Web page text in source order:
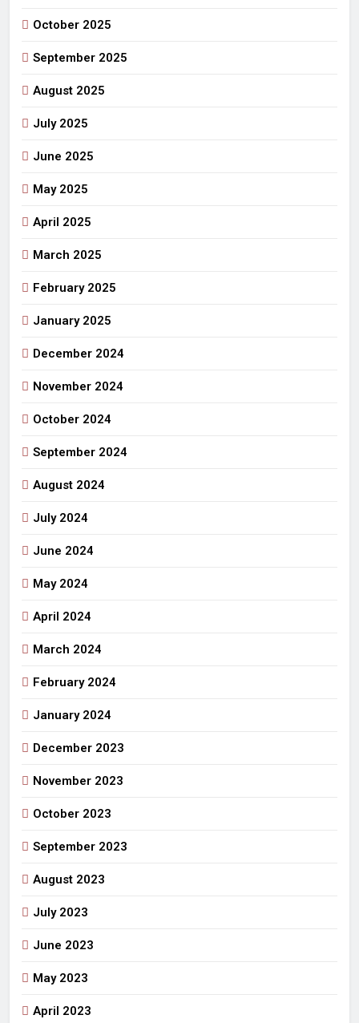
October 2025
September 2025
August 2025
July 2025
June 2025
May 2025
April 2025
March 2025
February 2025
January 2025
December 2024
November 2024
October 2024
September 2024
August 2024
July 2024
June 2024
May 2024
April 2024
March 2024
February 2024
January 2024
December 2023
November 2023
October 2023
September 2023
August 2023
July 2023
June 2023
May 2023
April 2023